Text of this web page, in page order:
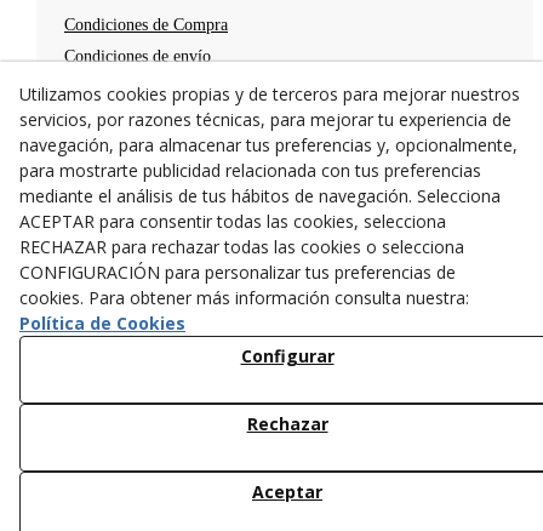
Condiciones de Compra
Condiciones de envío
Devoluciones
Aviso legal
Política de privacidad
Política de cookies
TE ESPERAMOS
C/Santa Anna nº 7
25300 Tárrega ( Lleida) España
973 31 04 47
638782846
info@cangurstarrega.com
© 08/2026 Cangurs - Todos los derechos reservados.
Utilizamos cookies propias y de terceros para mejorar nuestros
servicios, por razones técnicas, para mejorar tu experiencia de
navegación, para almacenar tus preferencias y, opcionalmente,
para mostrarte publicidad relacionada con tus preferencias
mediante el análisis de tus hábitos de navegación. Selecciona
ACEPTAR para consentir todas las cookies, selecciona
RECHAZAR para rechazar todas las cookies o selecciona
CONFIGURACIÓN para personalizar tus preferencias de
cookies. Para obtener más información consulta nuestra:
Política de Cookies
Configurar
Rechazar
Aceptar